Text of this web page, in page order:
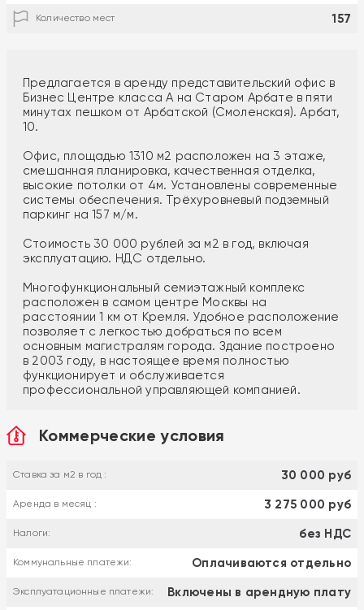
Количество мест 157
Предлагается в аренду представительский офис в
Бизнес Центре класса А на Старом Арбате в пяти
минутах пешком от Арбатской (Смоленская). Арбат,
10.
Офис, площадью 1310 м2 расположен на 3 этаже,
смешанная планировка, качественная отделка,
высокие потолки от 4м. Установлены современные
системы обеспечения. Трёхуровневый подземный
паркинг на 157 м/м.
Стоимость 30 000 рублей за м2 в год, включая
эксплуатацию. НДС отдельно.
Многофункциональный семиэтажный комплекс
расположен в самом центре Москвы на
расстоянии 1 км от Кремля. Удобное расположение
позволяет с легкостью добраться по всем
основным магистралям города. Здание построено
в 2003 году, в настоящее время полностью
функционирует и обслуживается
профессиональной управляющей компанией.
Коммерческие условия
Ставка за м2 в год : 30 000 руб
Аренда в месяц : 3 275 000 руб
Налоги: без НДС
Коммунальные платежи: Оплачиваются отдельно
Эксплуатационные платежи: Включены в арендную плату